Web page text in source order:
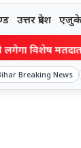
उत्तर प्रदेश
मतदाता
Breaking News